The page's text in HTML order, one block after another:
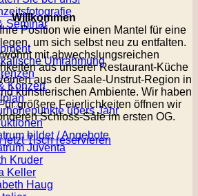
Seminar
Umrahmung
Konzert
übers Jahr
bildet / Angebote
Juventa
Kruder
Keller
Haug
Willkommen
Position wie einen Mantel für eine
um sich selbst neu zu entfalten.
mit abwechslungsreichen
aus unserer Restaurant-Küche
aus der Saale-Unstrut-Region in
künstlerischen Ambiente. Wir haben
größere Feierlichkeiten öffnen wir
Schloss-Säle im ersten OG.
jetzt Tisch reservieren